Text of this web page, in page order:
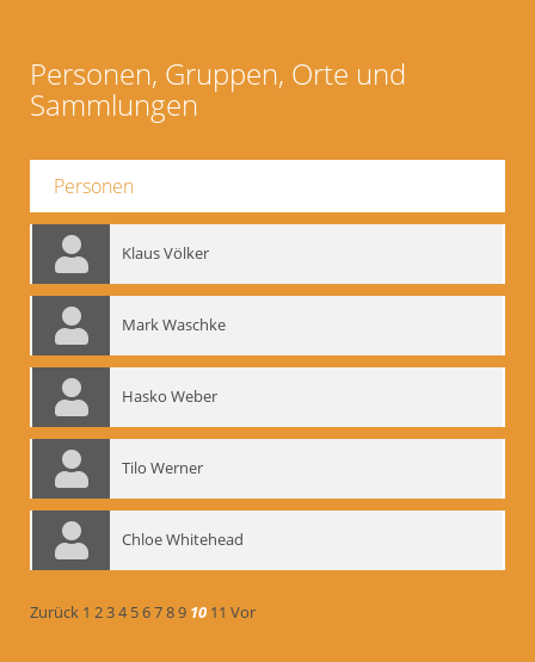
Personen, Gruppen, Orte und
Sammlungen
Personen
Klaus Völker
Mark Waschke
Hasko Weber
Tilo Werner
Chloe Whitehead
Zurück 1 234 56789 10 11 Vor